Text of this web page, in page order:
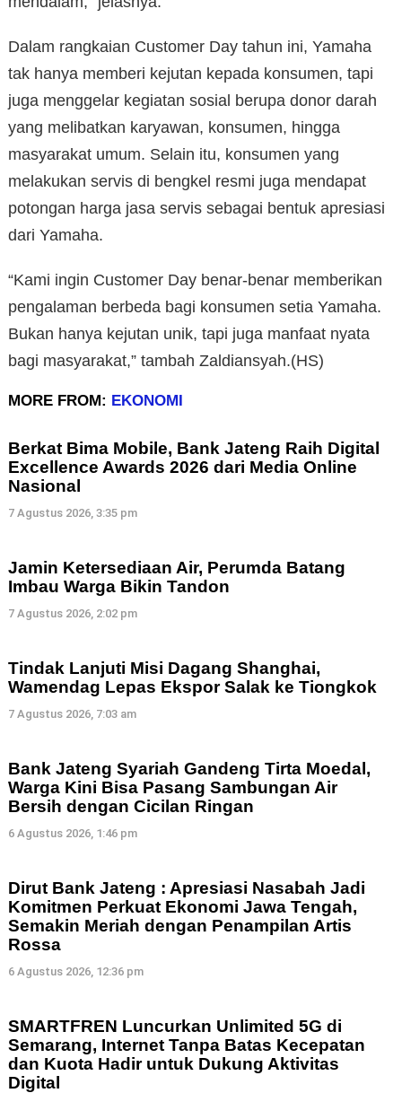
Dalam rangkaian Customer Day tahun ini, Yamaha
tak hanya memberi kejutan kepada konsumen, tapi
juga menggelar kegiatan sosial berupa donor darah
yang melibatkan karyawan, konsumen, hingga
masyarakat umum. Selain itu, konsumen yang
melakukan servis di bengkel resmi juga mendapat
potongan harga jasa servis sebagai bentuk apresiasi
dari Yamaha.
“Kami ingin Customer Day benar-benar memberikan
pengalaman berbeda bagi konsumen setia Yamaha.
Bukan hanya kejutan unik, tapi juga manfaat nyata
bagi masyarakat,” tambah Zaldiansyah.(HS)
MORE FROM: EKONOMI
Berkat Bima Mobile, Bank Jateng Raih Digital
Excellence Awards 2026 dari Media Online
Nasional
7 Agustus 2026, 3:35 pm
Jamin Ketersediaan Air, Perumda Batang
Imbau Warga Bikin Tandon
7 Agustus 2026, 2:02 pm
Tindak Lanjuti Misi Dagang Shanghai,
Wamendag Lepas Ekspor Salak ke Tiongkok
7 Agustus 2026, 7:03 am
Bank Jateng Syariah Gandeng Tirta Moedal,
Warga Kini Bisa Pasang Sambungan Air
Bersih dengan Cicilan Ringan
6 Agustus 2026, 1:46 pm
Dirut Bank Jateng : Apresiasi Nasabah Jadi
Komitmen Perkuat Ekonomi Jawa Tengah,
Semakin Meriah dengan Penampilan Artis
Rossa
6 Agustus 2026, 12:36 pm
SMARTFREN Luncurkan Unlimited 5G di
Semarang, Internet Tanpa Batas Kecepatan
dan Kuota Hadir untuk Dukung Aktivitas
Digital